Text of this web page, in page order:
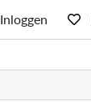
Inloggen